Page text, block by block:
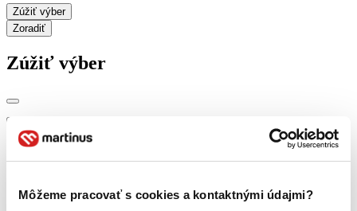
Môžeme pracovať s cookies a kontaktnými údajmi?
Zúžiť výber
Zoradiť
Zúžiť výber
novinky (0 titulov)
zľavnené tituly (0 titulov)zľavnené tituly
na centrálnom sklade (0 titulov)na centrálnom sklade